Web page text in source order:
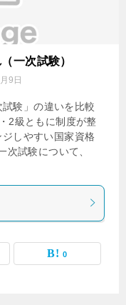
一次試験）
9日
験」の違いを比較
2級ともに制度が整
しやすい国家資格
次試験について、
0